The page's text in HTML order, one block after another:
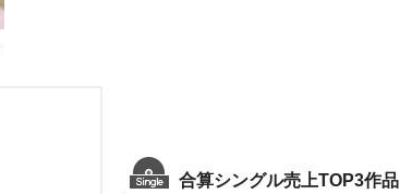
合算シングル売上TOP3作品